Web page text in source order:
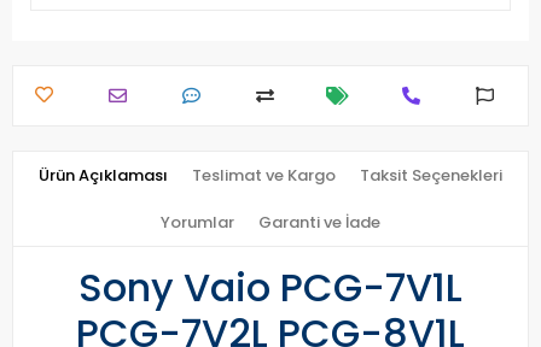
Ürün Açıklaması Teslimat ve Kargo Taksit Seçenekleri
Yorumlar Garanti ve İade
Sony Vaio PCG-7V1L
PCG-7V2L PCG-8V1L